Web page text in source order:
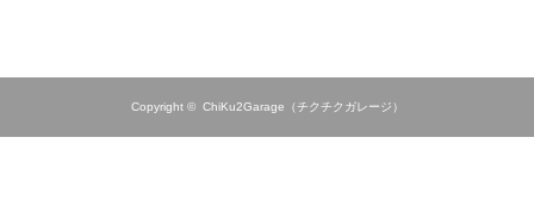
Copyright © ChiKu2Garage（チクチクガレージ）